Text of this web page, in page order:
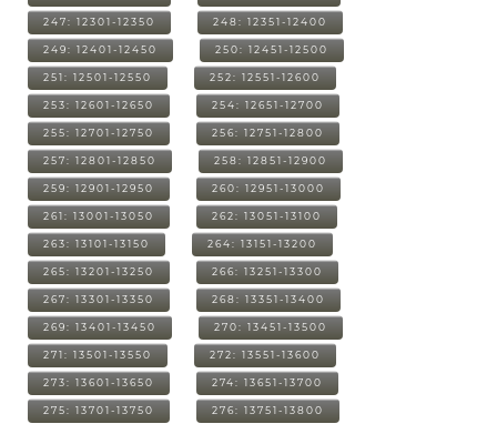
247: 12301-12350 248: 12351-12400
249: 12401-12450 250: 12451-12500
251: 12501-12550 252: 12551-12600
253: 12601-12650 254: 12651-12700
255: 12701-12750 256: 12751-12800
257: 12801-12850 258: 12851-12900
259: 12901-12950 260: 12951-13000
261: 13001-13050 262: 13051-13100
263: 13101-13150 264: 13151-13200
265: 13201-13250 266: 13251-13300
267: 13301-13350 268: 13351-13400
269: 13401-13450 270: 13451-13500
271: 13501-13550 272: 13551-13600
273: 13601-13650 274: 13651-13700
275: 13701-13750 276: 13751-13800